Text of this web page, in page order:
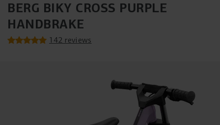
BERG BIKY CROSS PURPLE
HANDBRAKE
142 reviews